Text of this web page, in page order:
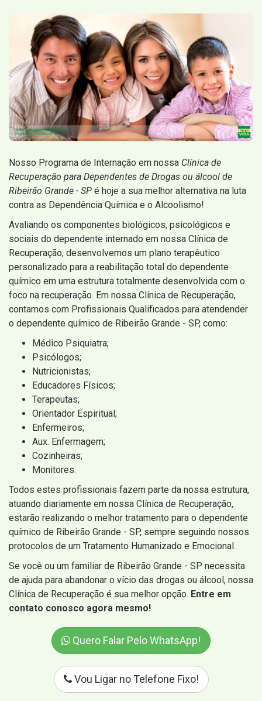
Nosso Programa de Internação em nossa Clínica de
Recuperação para Dependentes de Drogas ou álcool de
Ribeirão Grande - SP é hoje a sua melhor alternativa na luta
contra as Dependência Química e o Alcoolismo!
Avaliando os componentes biológicos, psicológicos e
sociais do dependente internado em nossa Clínica de
Recuperação, desenvolvemos um plano terapêutico
personalizado para a reabilitação total do dependente
químico em uma estrutura totalmente desenvolvida com o
foco na recuperação. Em nossa Clínica de Recuperação,
contamos com Profissionais Qualificados para atendender
o dependente químico de Ribeirão Grande - SP, como:
Médico Psiquiatra;
Psicólogos;
Nutricionistas;
Educadores Físicos;
Terapeutas;
Orientador Espiritual;
Enfermeiros;
Aux. Enfermagem;
Cozinheiras;
Monitores.
Todos estes profissionais fazem parte da nossa estrutura,
atuando diariamente em nossa Clínica de Recuperação,
estarão realizando o melhor tratamento para o dependente
químico de Ribeirão Grande - SP, sempre seguindo nossos
protocolos de um Tratamento Humanizado e Emocional.
Se você ou um familiar de Ribeirão Grande - SP necessita
de ajuda para abandonar o vício das drogas ou álcool, nossa
Clínica de Recuperação é sua melhor opção. Entre em
contato conosco agora mesmo!
Quero Falar Pelo WhatsApp!
Vou Ligar no Telefone Fixo!